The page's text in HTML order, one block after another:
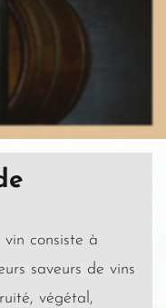
consiste à
saveurs de vins
végétal,